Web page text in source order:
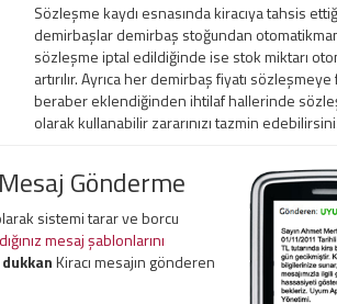
Sözleşme kaydı esnasında kiracıya tahsis
demirbaşlar demirbaş stoğundan
sözleşme iptal edildiğinde ise stok miktarı
artırılır. Ayrıca her demirbaş fiyatı sözleşmeye
beraber eklendiğinden ihtilaf hallerinde
olarak kullanabilir zararınızı tazmin
Gönderme
sistemi tarar ve borcu
mesaj şablonlarını
Kiracı mesajın gönderen